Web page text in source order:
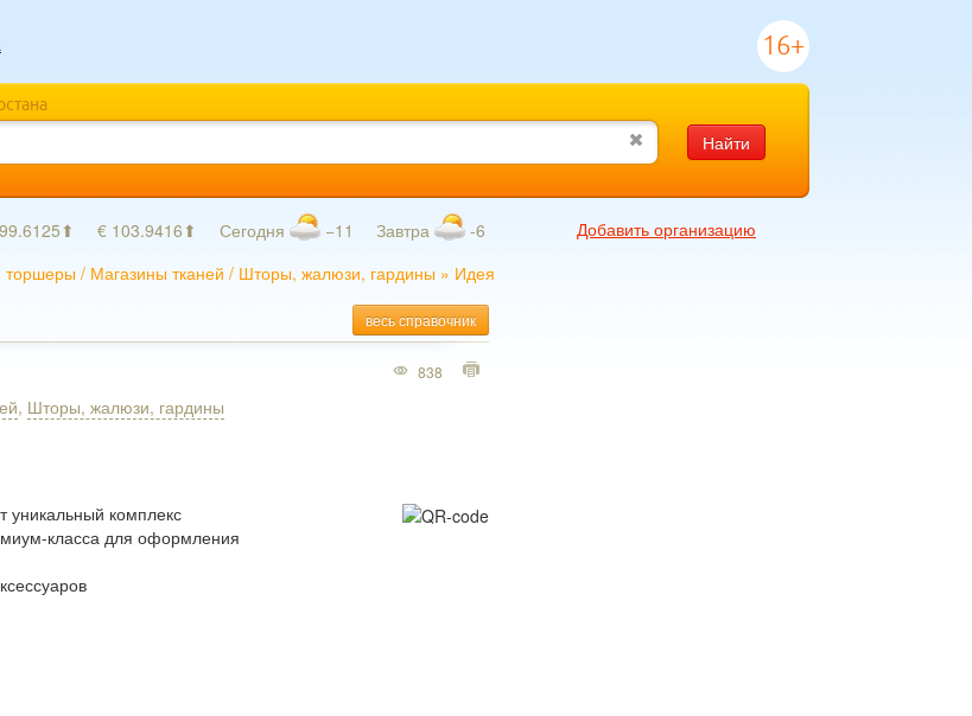
16+
Найти
€ 103.9416⬆ Сегодня −11 Завтра -6
Добавить организацию
торшеры / Магазины тканей / Шторы, жалюзи, гардины » Идея
весь справочник
, Шторы, жалюзи, гардины
уникальный комплекс
класса для оформления
838